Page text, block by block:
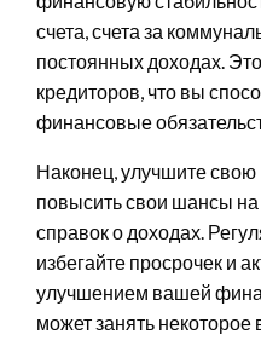
счета, счета за
постоянных доходах.
кредиторов, что вы
финансовые
Наконец, улучшите
повысить свои шансы на
справок о доходах.
избегайте просрочек и
улучшением вашей
может занять некоторое